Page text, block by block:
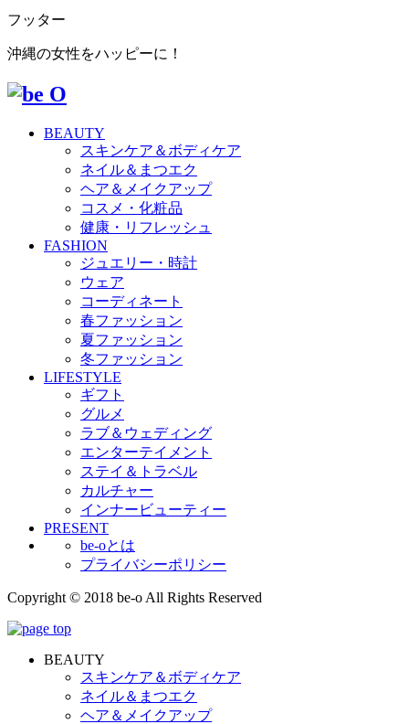
フッター
沖縄の女性をハッピーに！
BEAUTY
スキンケア＆ボディケア
ネイル＆まつエク
ヘア＆メイクアップ
コスメ・化粧品
健康・リフレッシュ
FASHION
ジュエリー・時計
ウェア
コーディネート
春ファッション
夏ファッション
冬ファッション
LIFESTYLE
ギフト
グルメ
ラブ＆ウェディング
エンターテイメント
ステイ＆トラベル
カルチャー
インナービューティー
PRESENT
be-oとは
プライバシーポリシー
Copyright © 2018 be-o All Rights Reserved
BEAUTY
スキンケア＆ボディケア
ネイル＆まつエク
ヘア＆メイクアップ